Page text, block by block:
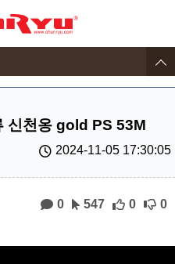
신천옹 gold PS 53M
2024-11-05 17:30:05
0 547 0 0